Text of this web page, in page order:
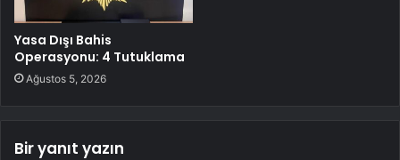
Yasa Dışı Bahis
Operasyonu: 4 Tutuklama
Ağustos 5, 2026
Bir yanıt yazın